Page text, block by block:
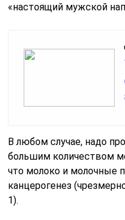
«настоящий мужской
В любом случае, надо
большим количеством
что молоко и молочные
канцерогенез
1).